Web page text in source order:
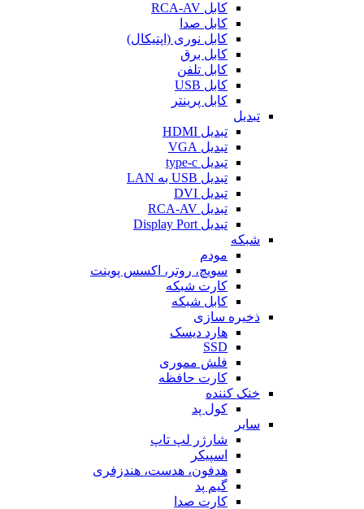
کابل RCA-AV
کابل صدا
کابل نوری (اپتیکال)
کابل برق
کابل تلفن
کابل USB
کابل پرینتر
تبدیل
تبدیل HDMI
تبدیل VGA
تبدیل type-c
تبدیل USB به LAN
تبدیل DVI
تبدیل RCA-AV
تبدیل Display Port
شبکه
مودم
سویچ، روتر، اکسس پوینت
کارت شبکه
کابل شبکه
ذخیره سازی
هارد دیسک
SSD
فلش مموری
کارت حافظه
خنک کننده
کول پد
سایر
شارژر لپ تاپ
اسپیکر
هدفون، هدست، هندزفری
گیم پد
کارت صدا